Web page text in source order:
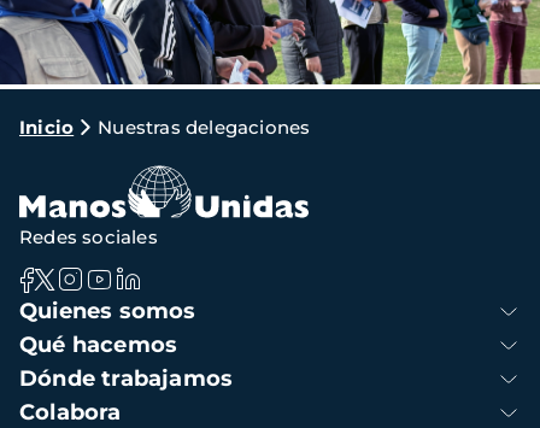
Ruta
navegación
Inicio Nuestras delegaciones
Navegación
principal
Quienes somos
Qué hacemos
Dónde trabajamos
Colabora
Redes sociales